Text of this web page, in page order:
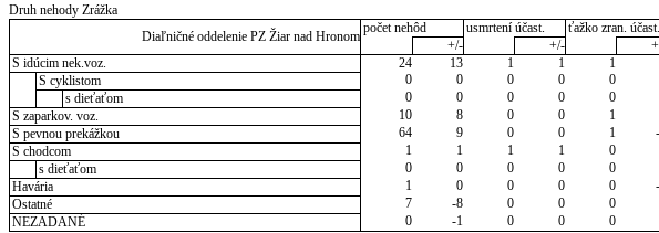
Druh nehody Zrážka
Diaľničné oddelenie PZ Žiar nad Hronom
počet nehôd usmrtení účast. ťažko zran. účast.
+/-
+/-
S idúcim nek.voz.
24 13 1 1 1
S cyklistom
0 0 0 0 0
s dieťaťom
0 0 0 0 0
S zaparkov. voz.
10 8 0 0 1
S pevnou prekážkou
64 9 0 0 1
S chodcom
1 1 1 1 0
s dieťaťom
0 0 0 0 0
Havária
1 0 0 0 0
Ostatné
7 -8 0 0 0
NEZADANÉ
0 -1 0 0 0